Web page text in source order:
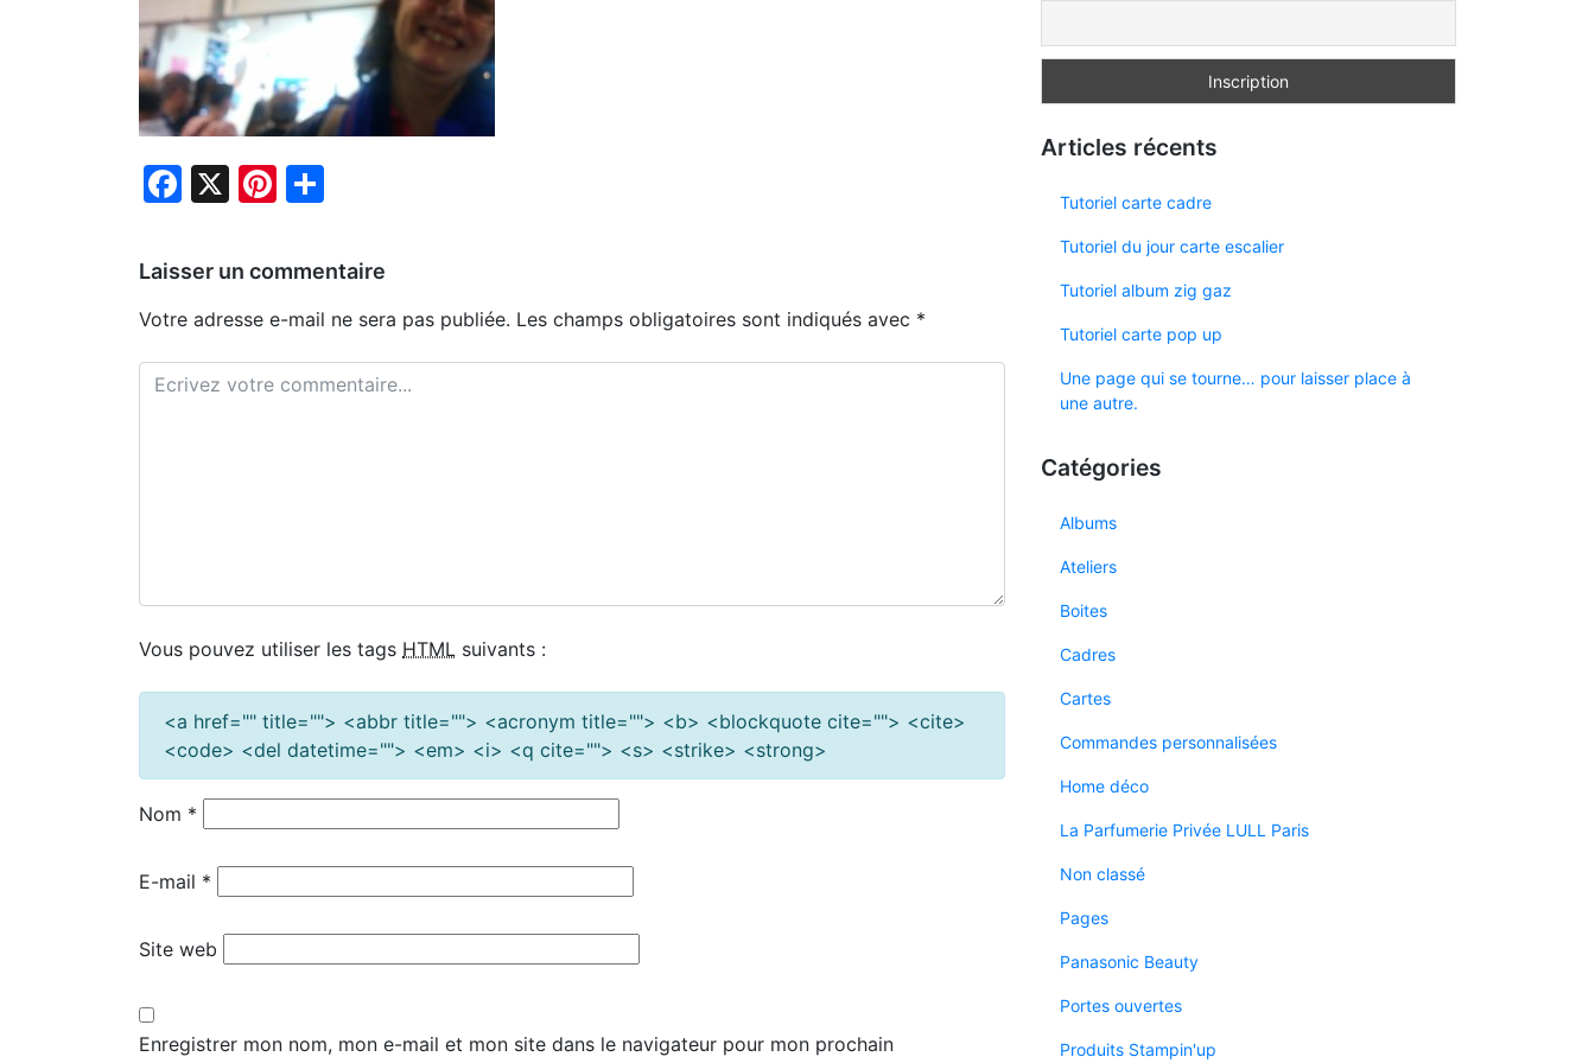
Facebook
X Pinterest
Laisser un commentaire
Votre adresse e-mail ne sera pas publiée. Les champs obligatoires sont indiqués avec *
Vous pouvez utiliser les tags HTML suivants :
<a href="" title=""> <abbr title=""> <acronym title=""> <b> <blockquote cite=""> <cite>
<code> <del datetime=""> <em> <i> <q cite=""> <s> <strike> <strong>
Nom *
E-mail *
Site web
Enregistrer mon nom, mon e-mail et mon site dans le navigateur pour mon prochain
Articles récents
Tutoriel carte cadre
Tutoriel du jour carte escalier
Tutoriel album zig gaz
Tutoriel carte pop up
Une page qui se tourne… pour laisser place à
une autre.
Catégories
Albums
Ateliers
Boites
Cadres
Cartes
Commandes personnalisées
Home déco
La Parfumerie Privée LULL Paris
Non classé
Pages
Panasonic Beauty
Portes ouvertes
Produits Stampin'up